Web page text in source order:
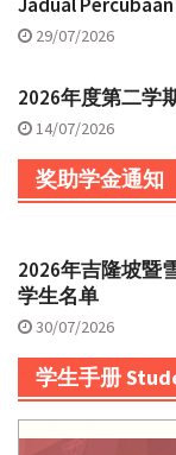
29/07/2026
2026年度第二学
14/07/2026
奖助学金通知
2026年吉隆坡暨
学生名单
30/07/2026
学生手册